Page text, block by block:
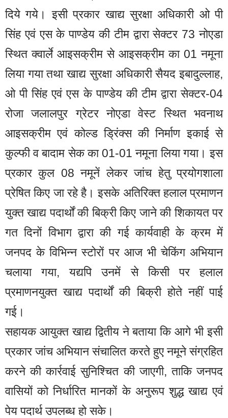
दिये गये। इसी प्रकार खाद्य सुरक्षा अधिकारी ओ पी
सिंह एवं एस के पाण्डेय की टीम द्वारा सेक्टर 73 नोएडा
स्थित क्वार्ले आइसक्रीम से आइसक्रीम का 01 नमूना
लिया गया तथा खाद्य सुरक्षा अधिकारी सैयद इबादुल्लाह,
ओ पी सिंह एवं एस के पाण्डेय की टीम द्वारा सेक्टर-04
रोजा जलालपुर ग्रेटर नोएडा वेस्ट स्थित भवनाथ
आइसक्रीम एवं कोल्ड ड्रिंक्स की निर्माण इकाई से
कुल्फी व बादाम सेक का 01-01 नमूना लिया गया। इस
प्रकार कुल 08 नमूनें लेकर जांच हेतु प्रयोगशाला
प्रेषित किए जा रहे है। इसके अतिरिक्त हलाल प्रमाणन
युक्त खाद्य पदार्थों की बिक्री किए जाने की शिकायत पर
गत दिनों विभाग द्वारा की गई कार्यवाही के क्रम में
जनपद के विभिन्न स्टोरों पर आज भी चेकिंग अभियान
चलाया गया, यद्यपि उनमें से किसी पर हलाल
प्रमाणनयुक्त खाद्य पदार्थों की बिक्री होते नहीं पाई
गई।
सहायक आयुक्त खाद्य द्वितीय ने बताया कि आगे भी इसी
प्रकार जांच अभियान संचालित करते हुए नमूने संग्रहित
करने की कार्रवाई सुनिश्चित की जाएगी, ताकि जनपद
वासियों को निर्धारित मानकों के अनुरूप शुद्ध खाद्य एवं
पेय पदार्थ उपलब्ध हो सके।